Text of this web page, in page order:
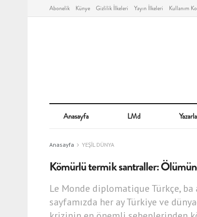
Abonelik Künye Gizlilik İlkeleri Yayın İlkeleri Kullanım
Anasayfa LMd
Anasayfa YEŞİL DÜNYA
Kömürlü termik santraller:
Le Monde diplomatique Türkçe, ba
sayfamızda her ay Türkiye ve